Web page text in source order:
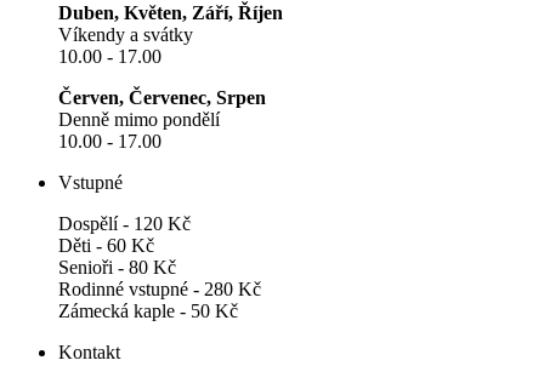
Duben, Květen, Září, Říjen
Víkendy a svátky
10.00 - 17.00
Červen, Červenec, Srpen
Denně mimo pondělí
10.00 - 17.00
Vstupné
Dospělí - 120 Kč
Děti - 60 Kč
Senioři - 80 Kč
Rodinné vstupné - 280 Kč
Zámecká kaple - 50 Kč
Kontakt